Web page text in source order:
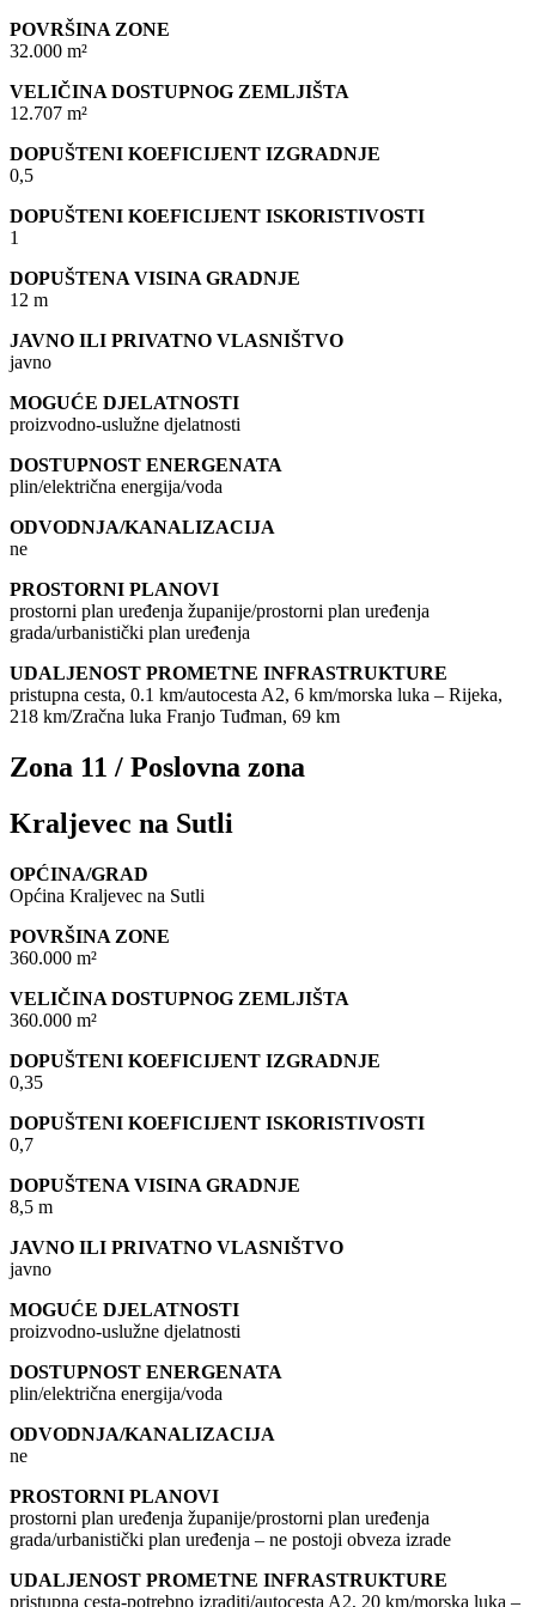
POVRŠINA ZONE
32.000 m²
VELIČINA DOSTUPNOG ZEMLJIŠTA
12.707 m²
DOPUŠTENI KOEFICIJENT IZGRADNJE
0,5
DOPUŠTENI KOEFICIJENT ISKORISTIVOSTI
1
DOPUŠTENA VISINA GRADNJE
12 m
JAVNO ILI PRIVATNO VLASNIŠTVO
javno
MOGUĆE DJELATNOSTI
proizvodno-uslužne djelatnosti
DOSTUPNOST ENERGENATA
plin/električna energija/voda
ODVODNJA/KANALIZACIJA
ne
PROSTORNI PLANOVI
prostorni plan uređenja županije/prostorni plan uređenja
grada/urbanistički plan uređenja
UDALJENOST PROMETNE INFRASTRUKTURE
pristupna cesta, 0.1 km/autocesta A2, 6 km/morska luka – Rijeka,
218 km/Zračna luka Franjo Tuđman, 69 km
Zona 11 / Poslovna zona
Kraljevec na Sutli
OPĆINA/GRAD
Općina Kraljevec na Sutli
POVRŠINA ZONE
360.000 m²
VELIČINA DOSTUPNOG ZEMLJIŠTA
360.000 m²
DOPUŠTENI KOEFICIJENT IZGRADNJE
0,35
DOPUŠTENI KOEFICIJENT ISKORISTIVOSTI
0,7
DOPUŠTENA VISINA GRADNJE
8,5 m
JAVNO ILI PRIVATNO VLASNIŠTVO
javno
MOGUĆE DJELATNOSTI
proizvodno-uslužne djelatnosti
DOSTUPNOST ENERGENATA
plin/električna energija/voda
ODVODNJA/KANALIZACIJA
ne
PROSTORNI PLANOVI
prostorni plan uređenja županije/prostorni plan uređenja
grada/urbanistički plan uređenja – ne postoji obveza izrade
UDALJENOST PROMETNE INFRASTRUKTURE
pristupna cesta-potrebno izraditi/autocesta A2, 20 km/morska luka –